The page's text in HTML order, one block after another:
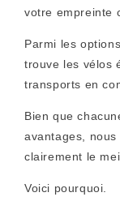
votre empreinte
Parmi les
trouve les vélos
transports en
Bien que
avantages,
clairement le
Voici pourquoi.